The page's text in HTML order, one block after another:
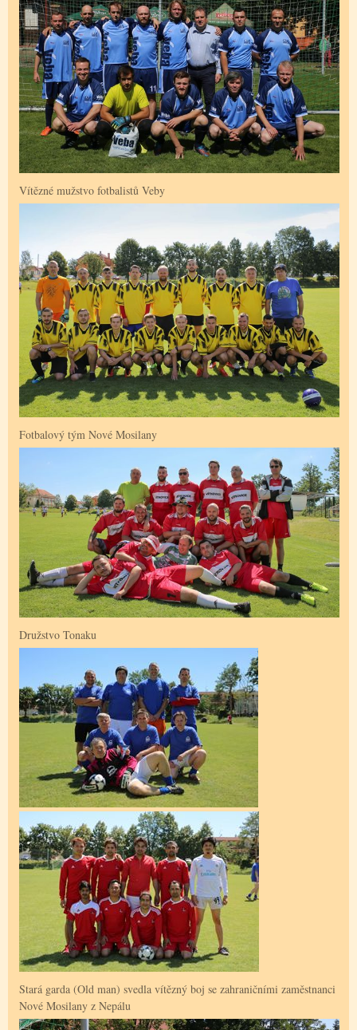
Vítězné mužstvo fotbalistů Veby
Fotbalový tým Nové Mosilany
Družstvo Tonaku
Stará garda (Old man) svedla vítězný boj se zahraničními zaměstnanci
Nové Mosilany z Nepálu